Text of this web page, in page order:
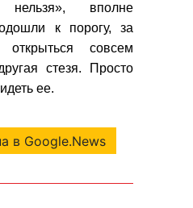
вполне
к порогу, за
совсем
стезя. Просто
ее.
в Google.News